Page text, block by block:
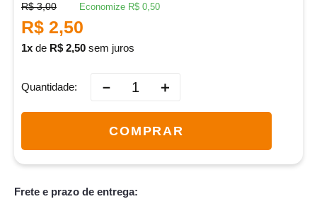
R$ 3,00 Economize R$ 0,50
R$ 2,50
1 de R$ 2,50 sem juros
Quantidade ＋
－
COMPRAR
Frete e prazo de entrega: